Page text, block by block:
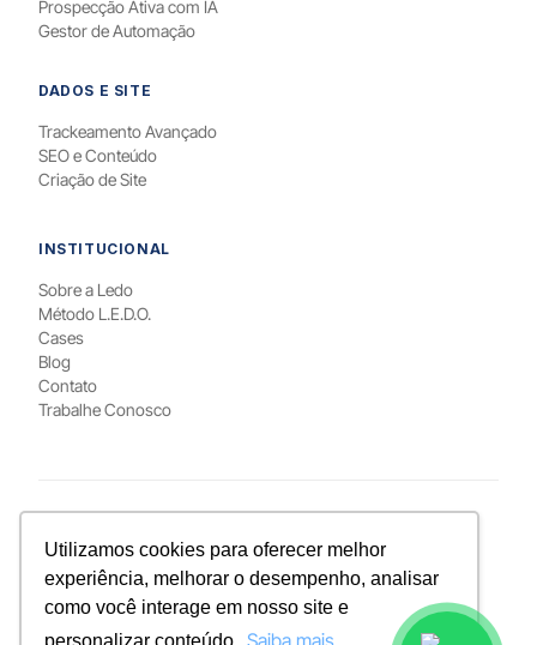
Utilizamos cookies para oferecer melhor
experiência, melhorar o desempenho, analisar
como você interage em nosso site e
Prospecção Ativa com IA
Gestor de Automação
DADOS E SITE
Trackeamento Avançado
SEO e Conteúdo
Criação de Site
INSTITUCIONAL
Sobre a Ledo
Método L.E.D.O.
Cases
Blog
Contato
Trabalhe Conosco
Marketing para Psicólogos
Google Ads em CuritibaMeta Ads em Curitiba
Google Ads em Brasília